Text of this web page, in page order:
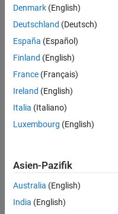
Denmark (English)
Deutschland (Deutsch)
España (Español)
Finland (English)
France (Français)
Ireland (English)
Italia (Italiano)
Luxembourg (English)
Asien-Pazifik
Australia (English)
India (English)
Datendiebstahl verhindern
© 1994-2026 The